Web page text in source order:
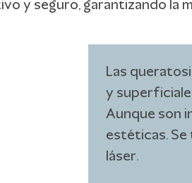
y seguro, garantizando la
Las
y
Aunque son
estéticas.
láser.